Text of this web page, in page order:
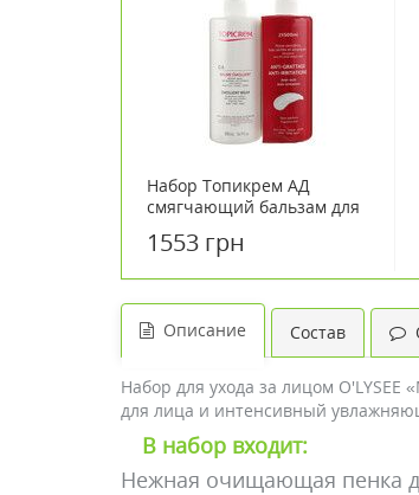
Набор Топикрем АД
смягчающий бальзам для
1553 грн
Описание Состав
Набор для ухода за лицом
для лица и интенсивный
В набор входит:
Нежная очищающая пенка